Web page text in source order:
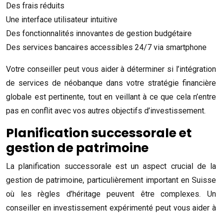
Des frais réduits
Une interface utilisateur intuitive
Des fonctionnalités innovantes de gestion budgétaire
Des services bancaires accessibles 24/7 via smartphone
Votre conseiller peut vous aider à déterminer si l’intégration
de services de néobanque dans votre stratégie financière
globale est pertinente, tout en veillant à ce que cela n’entre
pas en conflit avec vos autres objectifs d’investissement.
Planification successorale et
gestion de patrimoine
La planification successorale est un aspect crucial de la
gestion de patrimoine, particulièrement important en Suisse
où les règles d’héritage peuvent être complexes. Un
conseiller en investissement expérimenté peut vous aider à